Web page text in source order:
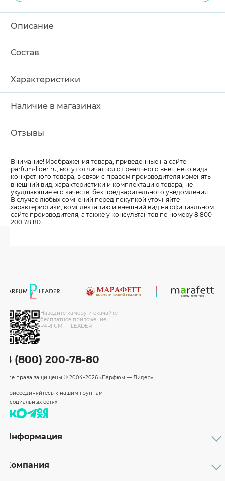
Описание
Состав
Характеристики
Наличие в магазинах
Отзывы
Внимание! Изображения товара, приведенные на сайте
parfum-lider.ru, могут отличаться от реального внешнего вида
конкретного товара, в связи с правом производителя изменять
внешний вид, характеристики и комплектацию товара, не
ухудшающие его качеств, без предварительного уведомления.
В случае любых сомнений перед покупкой уточняйте
характеристики, комплектацию и внешний вид на официальном
сайте производителя, а также у консультантов по номеру 8 800
200 78 80.
Наведите камеру и скачайте
бесплатное приложение
PARFUM — LEADER
8 (800) 200-78-80
Все права защищены © 2004–2026 «Парфюм — Лидер»
Присоединяйтесь к нашим группам
в социальных сетях
Информация
Бренды
Компания